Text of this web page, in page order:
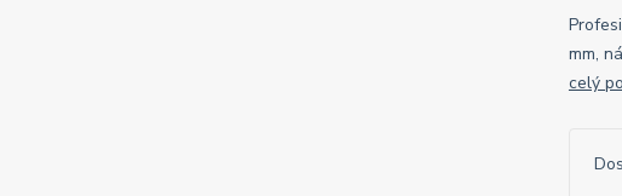
mm,
celý